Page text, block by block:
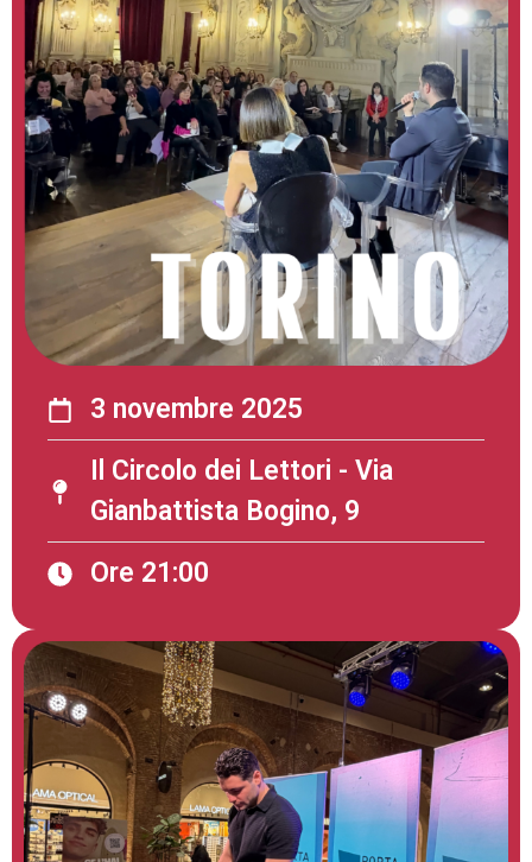
3 novembre 2025
Il Circolo dei Lettori - Via
Gianbattista Bogino, 9
Ore 21:00